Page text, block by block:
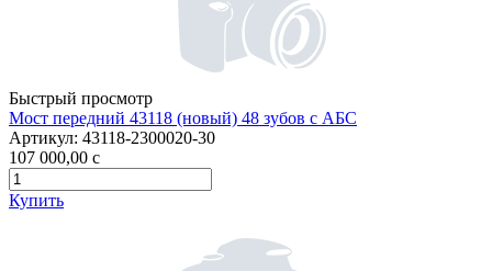
Быстрый просмотр
Мост передний 43118 (новый) 48 зубов с АБС
Артикул: 43118-2300020-30
107 000,00 c
Купить